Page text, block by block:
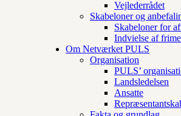
Vejlederrådet
Skabeloner og
Skabeloner for
Indvielse af
Om Netværket PULS
Organisation
PULS’
Landsledelsen
Ansatte